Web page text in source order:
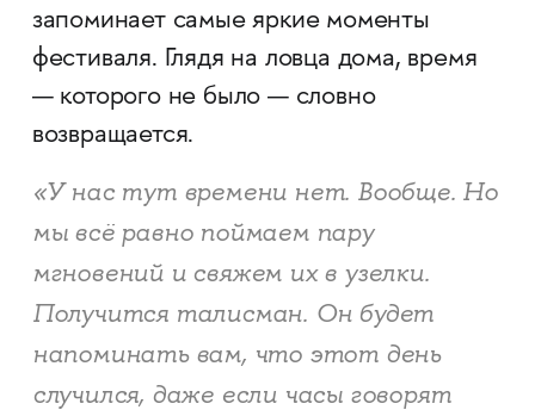
запоминает самые яркие моменты
фестиваля. Глядя на ловца дома, время
— которого не было — словно
возвращается.
«У нас тут времени нет. Вообще. Но
мы всё равно поймаем пару
мгновений и свяжем их в узелки.
Получится талисман. Он будет
напоминать вам, что этот день
случился, даже если часы говорят